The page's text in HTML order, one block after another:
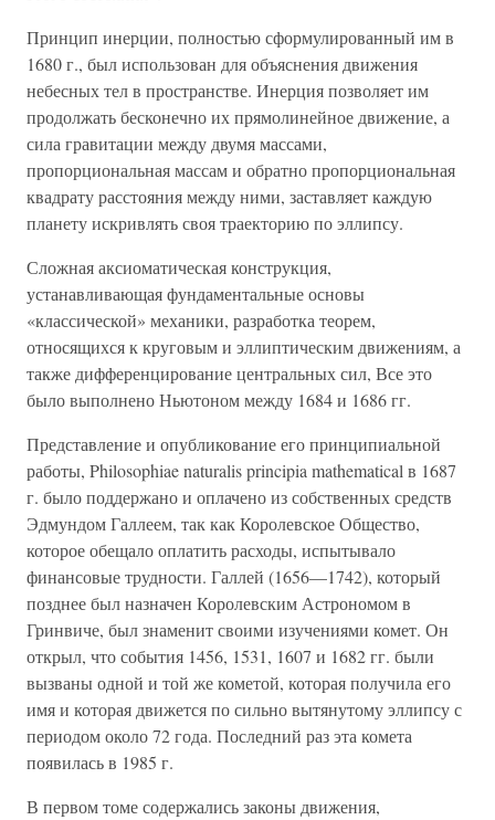
Принцип инерции, полностью сформулированный им в
1680 г., был использован для объяснения движения
небесных тел в пространстве. Инерция позволяет им
продолжать бесконечно их прямолинейное движение, а
сила гравитации между двумя массами,
пропорциональная массам и обратно пропорциональная
квадрату расстояния между ними, заставляет каждую
планету искривлять своя траекторию по эллипсу.
Сложная аксиоматическая конструкция,
устанавливающая фундаментальные основы
«классической» механики, разработка теорем,
относящихся к круговым и эллиптическим движениям, а
также дифференцирование центральных сил, Все это
было выполнено Ньютоном между 1684 и 1686 гг.
Представление и опубликование его принципиальной
работы, Philosophiae naturalis principia mathematical в 1687
г. было поддержано и оплачено из собственных средств
Эдмундом Галлеем, так как Королевское Общество,
которое обещало оплатить расходы, испытывало
финансовые трудности. Галлей (1656—1742), который
позднее был назначен Королевским Астрономом в
Гринвиче, был знаменит своими изучениями комет. Он
открыл, что события 1456, 1531, 1607 и 1682 гг. были
вызваны одной и той же кометой, которая получила его
имя и которая движется по сильно вытянутому эллипсу с
периодом около 72 года. Последний раз эта комета
появилась в 1985 г.
В первом томе содержались законы движения,